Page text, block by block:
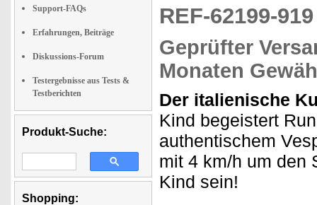
Support-FAQs
Erfahrungen, Beiträge
Diskussions-Forum
Testergebnisse aus Tests &
Testberichten
Produkt-Suche:
Shopping:
REF-62199-
Geprüfter
Monaten
Der italienische
Kind begeistert
authentischem
mit 4 km/h um den
Kind sein!